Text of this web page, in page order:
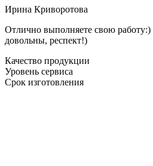
Ирина Криворотова
Отлично выполняете свою работу:)
довольны, респект!)
Качество продукции
Уровень сервиса
Срок изготовления